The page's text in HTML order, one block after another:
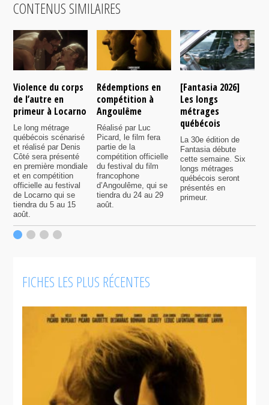
CONTENUS SIMILAIRES
Violence du corps
de l’autre en
primeur à Locarno
Le long métrage
québécois scénarisé
et réalisé par Denis
Côté sera présenté
en première mondiale
et en compétition
officielle au festival
de Locarno qui se
tiendra du 5 au 15
août.
Rédemptions en
compétition à
Angoulême
Réalisé par Luc
Picard, le film fera
partie de la
compétition officielle
du festival du film
francophone
d’Angoulême, qui se
tiendra du 24 au 29
août.
[Fantasia 2026]
Les longs
métrages
québécois
La 30e édition de
Fantasia débute
cette semaine. Six
longs métrages
québécois seront
présentés en
primeur.
FICHES LES PLUS RÉCENTES